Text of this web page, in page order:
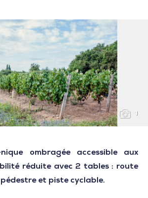
1
ombragée accessible aux
réduite avec 2 tables : route
et piste cyclable.